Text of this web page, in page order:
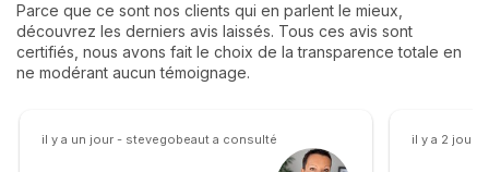
Parce que ce sont nos clients qui en parlent le mieux,
découvrez les derniers avis laissés. Tous ces avis sont
certifiés, nous avons fait le choix de la transparence totale en
ne modérant aucun témoignage.
il y a un jour - stevegobeaut a consulté il y a 2